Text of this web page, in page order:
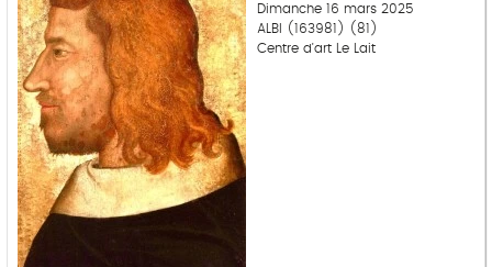
Dimanche 16 mars 2025
ALBI (163981) (81)
Centre d'art Le Lait